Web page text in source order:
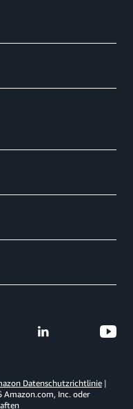
Datenschutzrichtlinie
Amazon.com, Inc. oder